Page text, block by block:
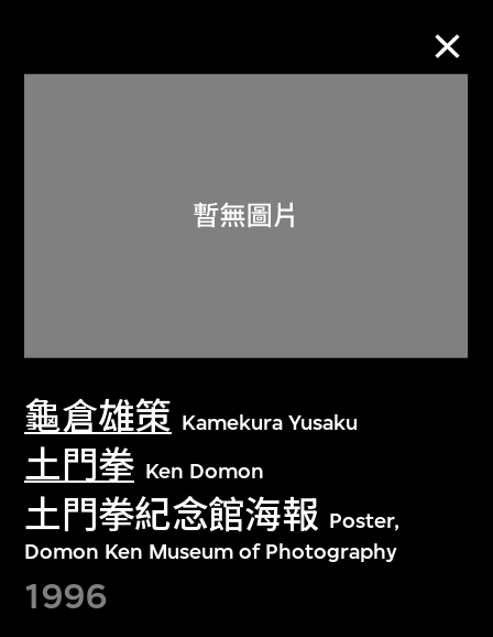
龜倉雄策 Kamekura Yusaku
土門拳 Ken Domon
土門拳紀念館海報 Poster,
Domon Ken Museum of Photography
1996
關於M+藏品
探索世界頂級的二十及二十一世紀視覺
文化藏品。